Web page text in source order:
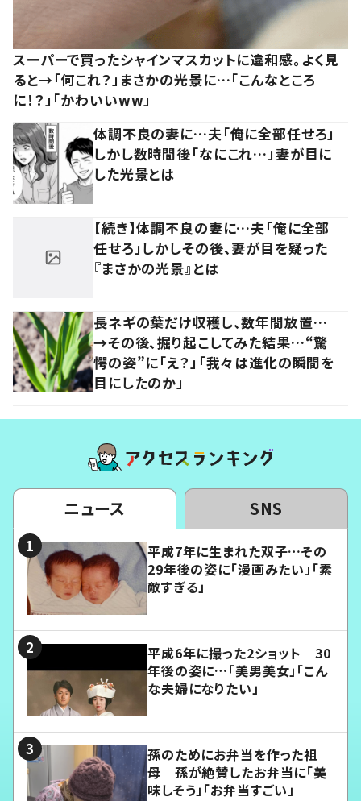
スーパーで買ったシャインマスカットに違和感。よく見
ると→「何これ？」まさかの光景に…「こんなところ
に！？」「かわいいww」
体調不良の妻に…夫「俺に全部任せろ」
しかし数時間後「なにこれ…」妻が目に
した光景とは
【続き】体調不良の妻に…夫「俺に全部
任せろ」しかしその後、妻が目を疑った
『まさかの光景』とは
長ネギの葉だけ収穫し、数年間放置…
→その後、掘り起こしてみた結果…“驚
愕の姿”に「え？」「我々は進化の瞬間を
目にしたのか」
ニュース SNS
平成7年に生まれた双子…その
29年後の姿に「漫画みたい」「素
敵すぎる」
平成6年に撮った2ショット 30
年後の姿に…「美男美女」「こん
な夫婦になりたい」
孫のためにお弁当を作った祖
母 孫が絶賛したお弁当に「美
味しそう」「お弁当すごい」